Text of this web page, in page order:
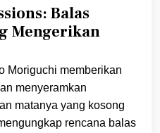
Balas
Mengerikan
Moriguchi memberikan
menyeramkan
matanya yang kosong
rencana balas